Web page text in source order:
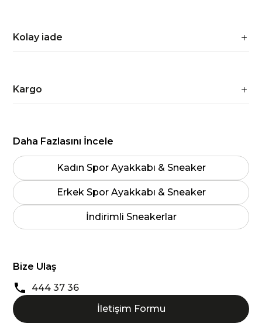
Kolay iade
Kargo
Daha Fazlasını İncele
Kadın Spor Ayakkabı & Sneaker
Erkek Spor Ayakkabı & Sneaker
İndirimli Sneakerlar
Bize Ulaş
444 37 36
İletişim Formu